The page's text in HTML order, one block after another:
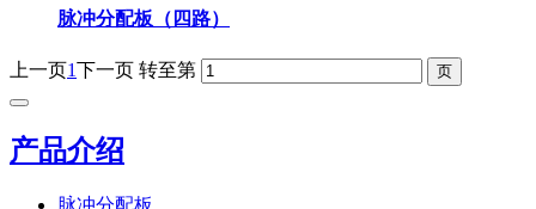
脉冲分配板（四路）
上一页1下一页 转至第
产品介绍